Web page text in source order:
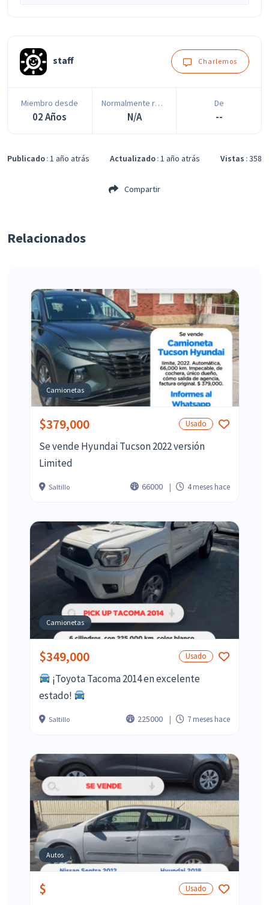
staff Charlemos
Miembro desde
02 Años
Normalmente responde en
N/A
De
--
Publicado 1 año atrás Actualizado 1 año atrás Vistas 358
Compartir
Relacionados
Camionetas
$379,000 Usado
Se vende Hyundai Tucson 2022 versión
Limited
Saltillo 66000 4 meses hace
Camionetas
$349,000 Usado
¡Toyota Tacoma 2014 en excelente
estado!
Saltillo 225000 7 meses hace
Autos
$ Usado